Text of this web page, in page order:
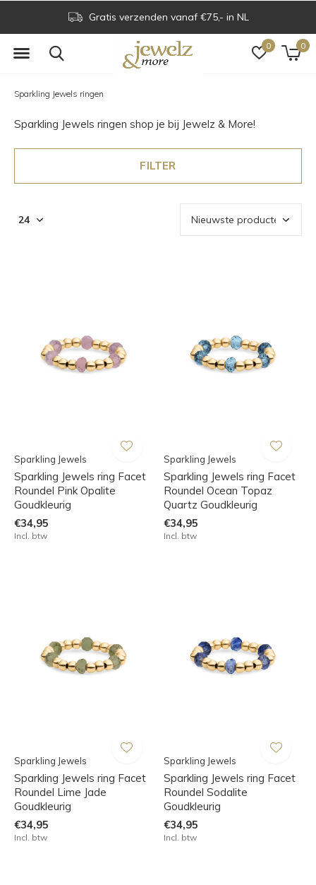
0 0
Gratis verzenden vanaf €75,- in NL
Sparkling Jewels ringen
Sparkling Jewels ringen shop je bij Jewelz & More!
FILTER
Sparkling Jewels
Sparkling Jewels ring Facet
Roundel Pink Opalite
Goudkleurig
€34,95
Incl. btw
Sparkling Jewels
Sparkling Jewels ring Facet
Roundel Ocean Topaz
Quartz Goudkleurig
€34,95
Incl. btw
Sparkling Jewels
Sparkling Jewels ring Facet
Roundel Lime Jade
Goudkleurig
€34,95
Incl. btw
Sparkling Jewels
Sparkling Jewels ring Facet
Roundel Sodalite
Goudkleurig
€34,95
Incl. btw